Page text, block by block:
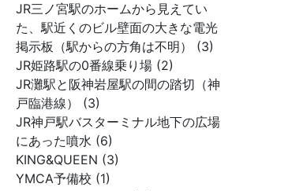
JR三ノ宮駅のホームから見えてい
た、駅近くのビル壁面の大きな電光
掲示板（駅からの方角は不明） (3)
JR姫路駅の0番線乗り場 (2)
JR灘駅と阪神岩屋駅の間の踏切（神
戸臨港線） (3)
JR神戸駅バスターミナル地下の広場
にあった噴水 (6)
KING&QUEEN (3)
YMCA予備校 (1)